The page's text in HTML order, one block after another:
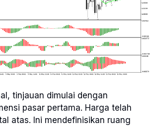
tinjauan dimulai dengan
pasar pertama. Harga telah
atas. Ini mendefinisikan ruang